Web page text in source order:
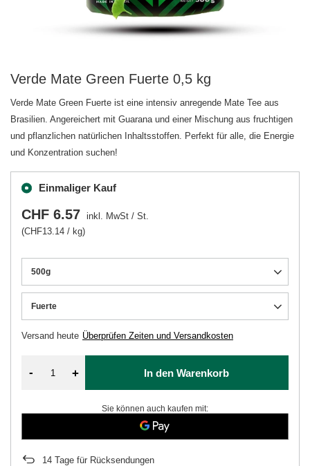
Verde Mate Green Fuerte 0,5 kg
Verde Mate Green Fuerte ist eine intensiv anregende Mate Tee aus
Brasilien. Angereichert mit Guarana und einer Mischung aus fruchtigen
und pflanzlichen natürlichen Inhaltsstoffen. Perfekt für alle, die Energie
und Konzentration suchen!
Einmaliger Kauf
500g
Fuerte
Versand heute Überprüfen Zeiten und Versandkosten
CHF 6.57 inkl. MwSt / St.
(CHF13.14 / kg)
- + In den Warenkorb
Sie können auch kaufen mit:
14 Tage für Rücksendungen